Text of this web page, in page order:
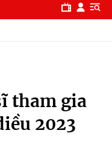
tham gia
2023